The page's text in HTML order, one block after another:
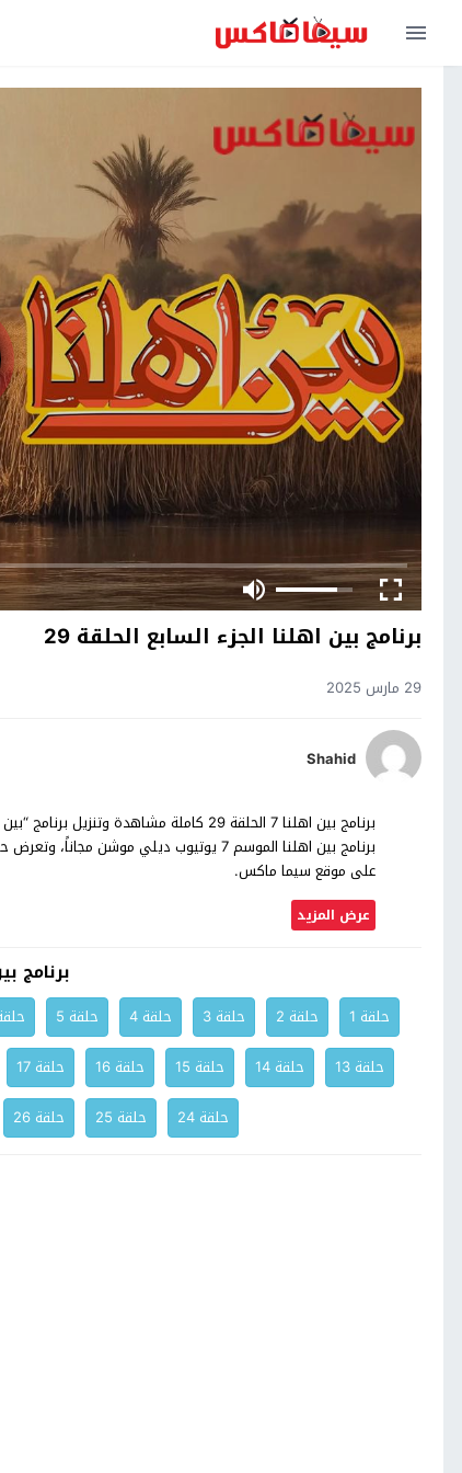
برنامج بين اهلنا الجزء السابع الحلقة 29
29 مارس 2025
Shahid
على موقع سيما ماكس.
عرض المزيد
برنامج
حلقة 1 حلقة 2 حلقة 3 حلقة 4 حلقة 5
حلقة 13
حلقة 14 حلقة 15 حلقة 16 حلقة 17
حلقة 24
حلقة 25 حلقة 26